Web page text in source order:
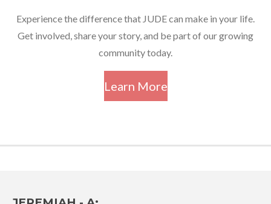
Experience the difference that JUDE can make in your life.
Get involved, share your story, and be part of our growing
community today.
Learn More